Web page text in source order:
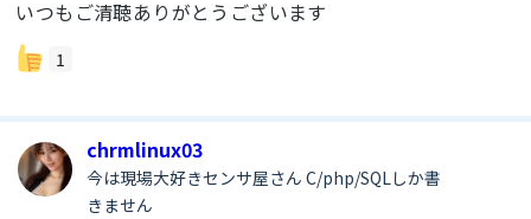
いつもご清聴ありがとうございます
1
chrmlinux03
今は現場大好きセンサ屋さん C/php/SQLしか書
きません